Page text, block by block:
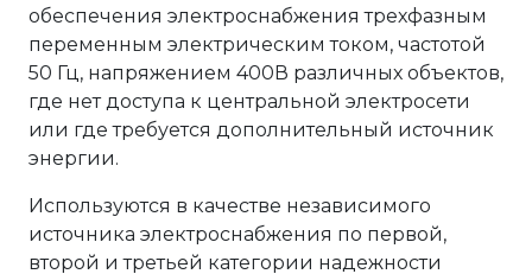
обеспечения электроснабжения трехфазным
переменным электрическим током, частотой
50 Гц, напряжением 400В различных объектов,
где нет доступа к центральной электросети
или где требуется дополнительный источник
энергии.
Используются в качестве независимого
источника электроснабжения по первой,
второй и третьей категории надежности